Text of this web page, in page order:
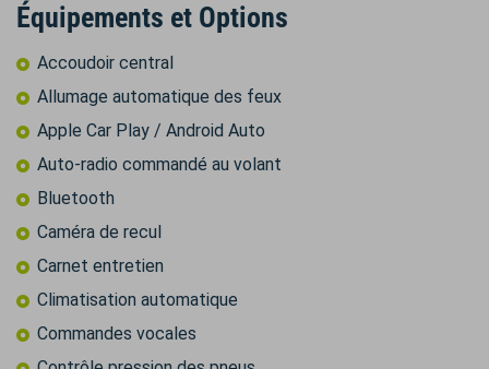
Équipements et Options
Accoudoir central
Allumage automatique des feux
Apple Car Play / Android Auto
Auto-radio commandé au volant
Bluetooth
Caméra de recul
Carnet entretien
Climatisation automatique
Commandes vocales